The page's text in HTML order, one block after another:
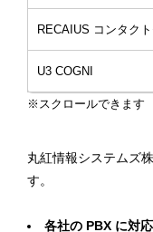
RECAIUS コンタク
U3 COGNI
丸紅情報システムズ
す。
各社の PBX に対応